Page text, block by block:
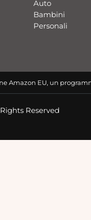
Auto
Bambini
Personali
Amazon EU, un
Reserved